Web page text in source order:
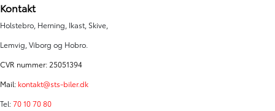
Kontakt
Holstebro, Herning, Ikast, Skive,
Lemvig, Viborg og Hobro.
CVR nummer: 25051394
Mail: kontakt@sts-biler.dk
Tel:70 10 70 80